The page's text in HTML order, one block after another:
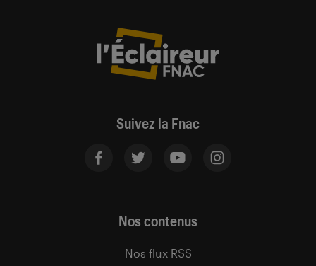
Suivez la Fnac
Nos contenus
Nos flux RSS